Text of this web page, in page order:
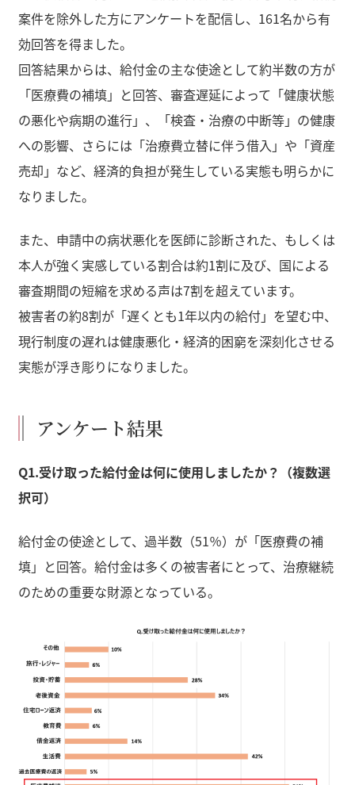
案件を除外した方にアンケートを配信し、161名から有
効回答を得ました。
回答結果からは、給付金の主な使途として約半数の方が
「医療費の補填」と回答、審査遅延によって「健康状態
の悪化や病期の進行」、「検査・治療の中断等」の健康
への影響、さらには「治療費立替に伴う借入」や「資産
売却」など、経済的負担が発生している実態も明らかに
なりました。
また、申請中の病状悪化を医師に診断された、もしくは
本人が強く実感している割合は約1割に及び、国による
審査期間の短縮を求める声は7割を超えています。
被害者の約8割が「遅くとも1年以内の給付」を望む中、
現行制度の遅れは健康悪化・経済的困窮を深刻化させる
実態が浮き彫りになりました。
アンケート結果
Q1.受け取った給付金は何に使用しましたか？（複数選
択可）
給付金の使途として、過半数（51％）が「医療費の補
填」と回答。給付金は多くの被害者にとって、治療継続
のための重要な財源となっている。